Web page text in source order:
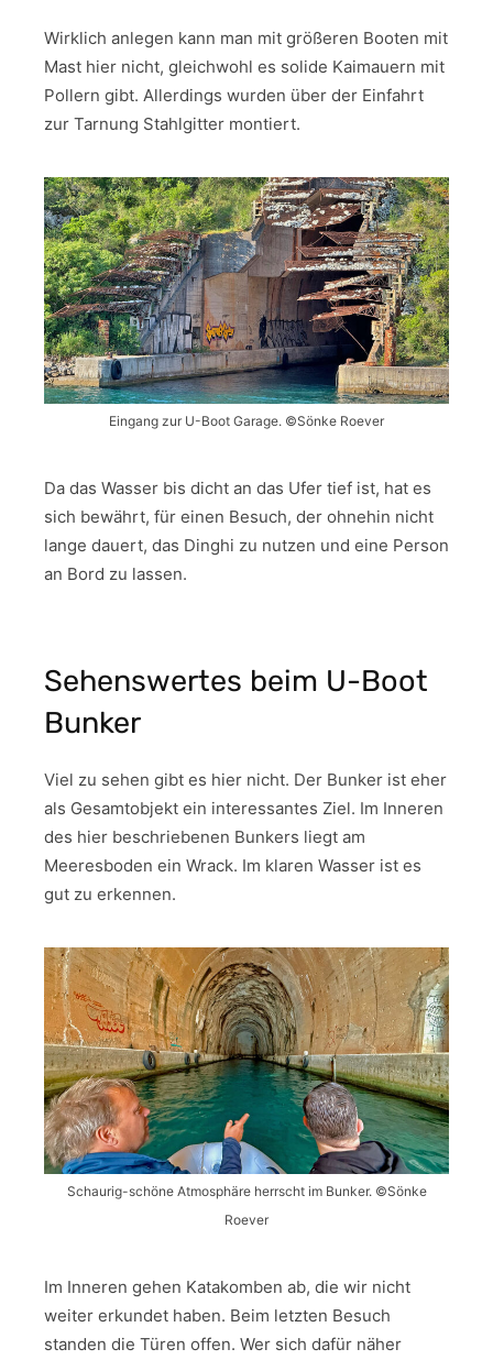
Wirklich anlegen kann man mit größeren Booten mit
Mast hier nicht, gleichwohl es solide Kaimauern mit
Pollern gibt. Allerdings wurden über der Einfahrt
zur Tarnung Stahlgitter montiert.
Eingang zur U-Boot Garage. ©Sönke Roever
Da das Wasser bis dicht an das Ufer tief ist, hat es
sich bewährt, für einen Besuch, der ohnehin nicht
lange dauert, das Dinghi zu nutzen und eine Person
an Bord zu lassen.
Sehenswertes beim U-Boot
Bunker
Viel zu sehen gibt es hier nicht. Der Bunker ist eher
als Gesamtobjekt ein interessantes Ziel. Im Inneren
des hier beschriebenen Bunkers liegt am
Meeresboden ein Wrack. Im klaren Wasser ist es
gut zu erkennen.
Schaurig-schöne Atmosphäre herrscht im Bunker. ©Sönke
Roever
Im Inneren gehen Katakomben ab, die wir nicht
weiter erkundet haben. Beim letzten Besuch
standen die Türen offen. Wer sich dafür näher